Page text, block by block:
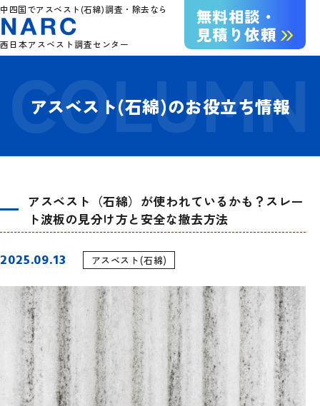
中四国でアスベスト(石綿)調査・除去なら
西日本アスベスト調査センター
無料相談・
見積り依頼
アスベスト(石綿)のお役立ち情報
アスベスト（石綿）が使われているかも？スレー
ト波板の見分け方と安全な撤去方法
2025.09.13 アスベスト(石綿)